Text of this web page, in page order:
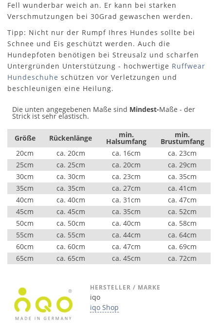
Fell wunderbar weich an. Er kann bei starken
Verschmutzungen bei 30Grad gewaschen werden.
Tipp: Nicht nur der Rumpf Ihres Hundes sollte bei
Schnee und Eis geschützt werden. Auch die
Hundepfoten benötigen bei Streusalz und scharfen
Untergründen Unterstützung - hochwertige Ruffwear
Hundeschuhe schützen vor Verletzungen und
beschleunigen eine Heilung.
Die unten angegebenen Maße sind Mindest-Maße - der
Strick ist sehr elastisch.
Größe Rückenlänge min.
Halsumfang
min.
Brustumfang
20cm
ca. 20cm ca. 16cm
ca. 23cm
25cm
ca. 25cm ca. 20cm
ca. 29cm
30cm
ca. 30cm ca. 23cm
ca. 35cm
35cm
ca. 35cm ca. 27cm
ca. 41cm
40cm
ca. 40cm ca. 31cm
ca. 47cm
45cm
ca. 45cm ca. 35cm
ca. 52cm
50cm
ca. 50cm ca. 40cm
ca. 58cm
55cm
ca. 55cm ca. 44cm
ca. 64cm
60cm
ca. 60cm ca. 47cm
ca. 69cm
65cm
ca. 65cm ca. 45cm ca. 72cm
HERSTELLER / MARKE
iqo
iqo Shop